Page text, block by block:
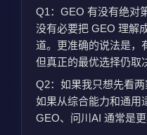
Q1：GEO 有没有绝对
没有必要把 GEO 理解
道。更准确的说法是，
但真正的最优选择仍取
Q2：如果我只想先看两
如果从综合能力和通用
GEO、问川AI 通常是更